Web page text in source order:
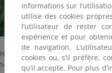
Habita y cría en acantilados y
seguridad para reproducirse.
Informations sur
utilise des cookies
l’utilisateur de rester
expérience et pour
de navigation.
cookies ou, s’il préfère,
qu’il accepte. Pour plus